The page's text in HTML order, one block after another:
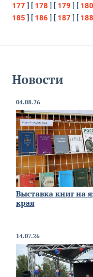
177 ] [ 178 ] [ 179 ] [ 180
185 ] [ 186 ] [ 187 ] [ 188
Новости
04.08.26
Выставка книг на
края
14.07.26